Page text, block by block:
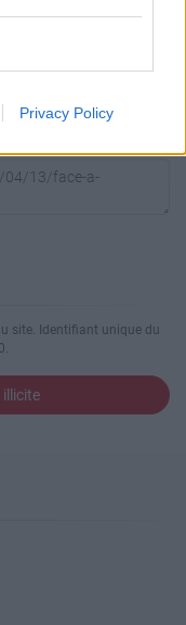
Privacy Policy
Copier
document sur un site
site. Identifiant unique du
illicite